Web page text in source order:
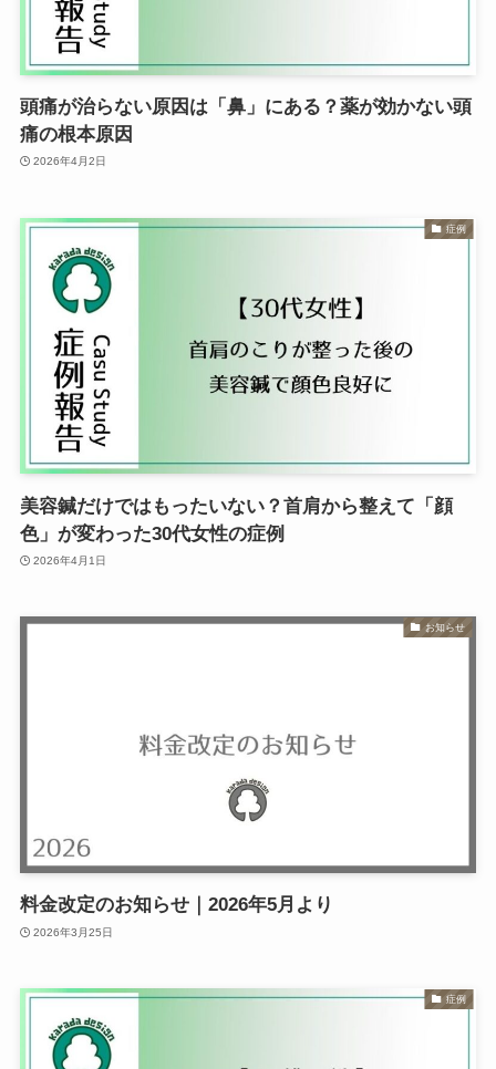
頭痛が治らない原因は「鼻」にある？薬が効かない頭
痛の根本原因
2026年4月2日
症例
美容鍼だけではもったいない？首肩から整えて「顔
色」が変わった30代女性の症例
2026年4月1日
お知らせ
料金改定のお知らせ｜2026年5月より
2026年3月25日
症例